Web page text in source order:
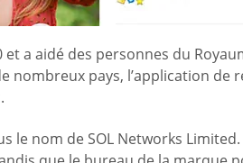
a aidé des personnes du
nombreux pays, l’application
le nom de SOL Networks